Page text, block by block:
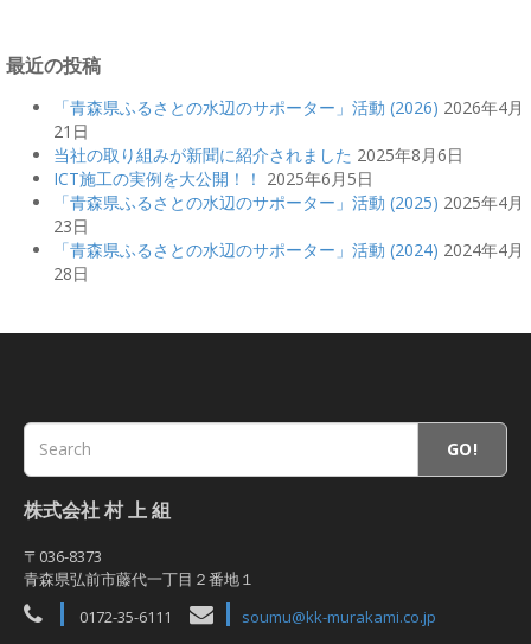
最近の投稿
「青森県ふるさとの水辺のサポーター」活動 (2026) 2026年4月
21日
当社の取り組みが新聞に紹介されました 2025年8月6日
ICT施工の実例を大公開！！ 2025年6月5日
「青森県ふるさとの水辺のサポーター」活動 (2025) 2025年4月
23日
「青森県ふるさとの水辺のサポーター」活動 (2024) 2024年4月
28日
GO!
株式会社 村 上 組
〒036-8373
青森県弘前市藤代一丁目２番地１
0172-35-6111
soumu@kk-murakami.co.jp